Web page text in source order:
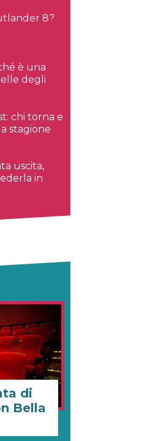
8?
è una
degli
chi torna e
stagione
uscita,
in
di
Bella